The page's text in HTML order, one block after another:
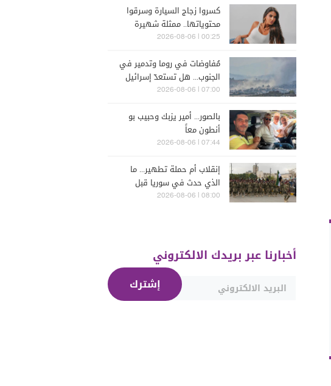
كسروا زجاج السيارة وسرقوا
محتوياتها.. ممثلة شهيرة
تتعرّض للسرقة في الرملة
00:25 | 2026-08-06
مُفاوضات في روما وتدمير في
الجنوب... هل تستعدّ إسرائيل
للحرب؟
07:00 | 2026-08-06
بالصور... أمير يزبك وحبيب بو
أنطون معاً
07:44 | 2026-08-06
إنقلاب أم حملة تطهير... ما
الذي حدث في سوريا قبل
يومين؟
08:00 | 2026-08-06
أخبارنا عبر بريدك الالكتروني
إشترك